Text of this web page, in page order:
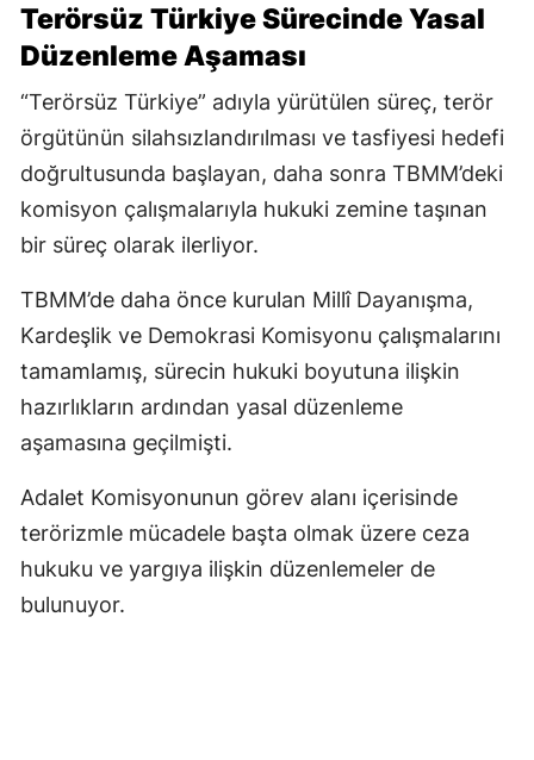
Terörsüz Türkiye Sürecinde Yasal
Düzenleme Aşaması
“Terörsüz Türkiye” adıyla yürütülen süreç, terör
örgütünün silahsızlandırılması ve tasfiyesi hedefi
doğrultusunda başlayan, daha sonra TBMM’deki
komisyon çalışmalarıyla hukuki zemine taşınan
bir süreç olarak ilerliyor.
TBMM’de daha önce kurulan Millî Dayanışma,
Kardeşlik ve Demokrasi Komisyonu çalışmalarını
tamamlamış, sürecin hukuki boyutuna ilişkin
hazırlıkların ardından yasal düzenleme
aşamasına geçilmişti.
Adalet Komisyonunun görev alanı içerisinde
terörizmle mücadele başta olmak üzere ceza
hukuku ve yargıya ilişkin düzenlemeler de
bulunuyor.